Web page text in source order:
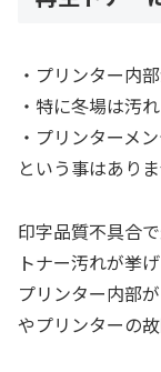
・プリンター内
・特に冬場は汚
・プリンターメ
という事はあり
印字品質不具合
トナー汚れが挙げ
プリンター内部
やプリンターの